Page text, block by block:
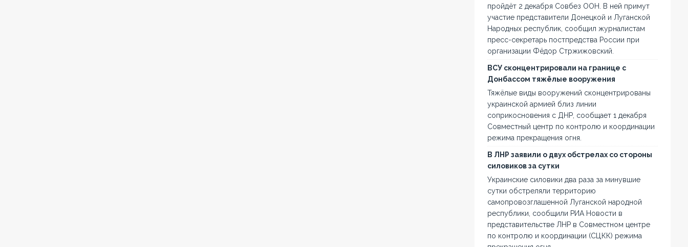
пройдёт 2 декабря Совбез ООН. В ней примут
участие представители Донецкой и Луганской
Народных республик, сообщил журналистам
пресс-секретарь постпредства России при
организации Фёдор Стржижовский.
ВСУ сконцентрировали на границе с
Донбассом тяжёлые вооружения
Тяжёлые виды вооружений сконцентрированы
украинской армией близ линии
соприкосновения с ДНР, сообщает 1 декабря
Совместный центр по контролю и координации
режима прекращения огня.
В ЛНР заявили о двух обстрелах со стороны
силовиков за сутки
Украинские силовики два раза за минувшие
сутки обстреляли территорию
самопровозглашенной Луганской народной
республики, сообщили РИА Новости в
представительстве ЛНР в Совместном центре
по контролю и координации (СЦКК) режима